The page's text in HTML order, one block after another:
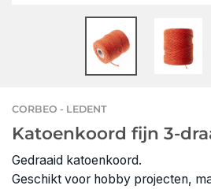
CORBEO - LEDENT
Katoenkoord fijn 3-
Gedraaid katoenkoord.
Geschikt voor hobby projecten,